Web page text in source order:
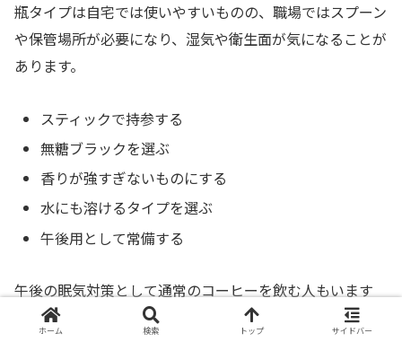
瓶タイプは自宅では使いやすいものの、職場ではスプーン
や保管場所が必要になり、湿気や衛生面が気になることが
あります。
スティックで持参する
無糖ブラックを選ぶ
香りが強すぎないものにする
水にも溶けるタイプを選ぶ
午後用として常備する
午後の眠気対策として通常のコーヒーを飲む人もいます
が、夕方以降にカフェインを控えたい人は、午後だけカフ
ホーム 検索 トップ サイドバー